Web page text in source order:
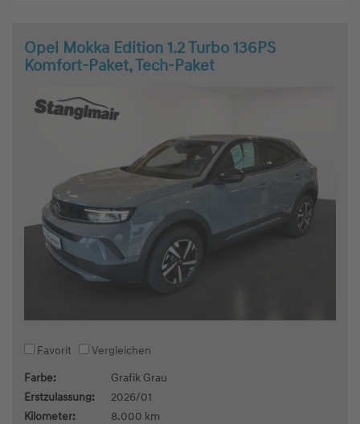
Opel Mokka Edition 1.2 Turbo 136PS
Komfort-Paket, Tech-Paket
Favorit
Vergleichen
Farbe:
Grafik Grau
Erstzulassung:
2026/01
Kilometer:
8.000 km